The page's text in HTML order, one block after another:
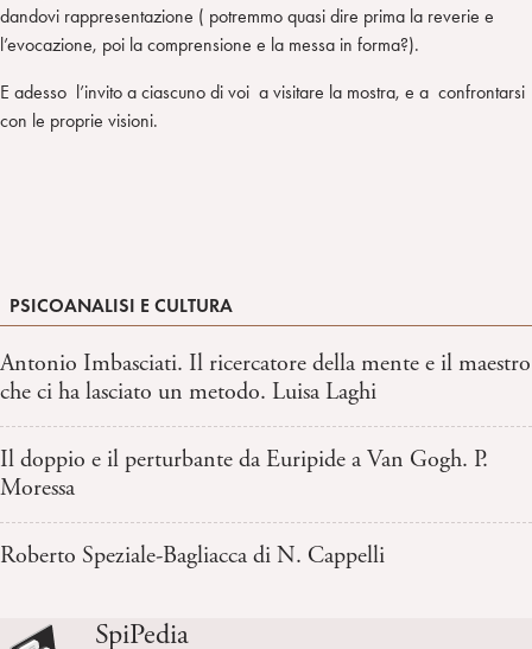
dandovi rappresentazione ( potremmo quasi dire prima la reverie e
l’evocazione, poi la comprensione e la messa in forma?).
E adesso l’invito a ciascuno di voi a visitare la mostra, e a confrontarsi
con le proprie visioni.
PSICOANALISI E CULTURA
Antonio Imbasciati. Il ricercatore della mente e il maestro
che ci ha lasciato un metodo. Luisa Laghi
Il doppio e il perturbante da Euripide a Van Gogh. P.
Moressa
Roberto Speziale-Bagliacca di N. Cappelli
SpiPedia